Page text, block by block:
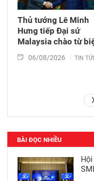
Thủ tướng Lê Minh
Hưng tiếp Đại sứ
Malaysia chào từ
06/08/2026 TIN
BÀI ĐỌC NHIỀU